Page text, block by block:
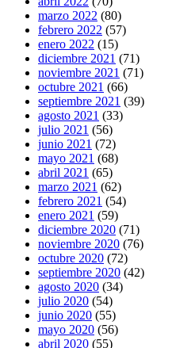
marzo 2022 (80)
febrero 2022 (57)
enero 2022 (15)
diciembre 2021 (71)
noviembre 2021 (71)
octubre 2021 (66)
septiembre 2021 (39)
agosto 2021 (33)
julio 2021 (56)
junio 2021 (72)
mayo 2021 (68)
abril 2021 (65)
marzo 2021 (62)
febrero 2021 (54)
enero 2021 (59)
diciembre 2020 (71)
noviembre 2020 (76)
octubre 2020 (72)
septiembre 2020 (42)
agosto 2020 (34)
julio 2020 (54)
junio 2020 (55)
mayo 2020 (56)
abril 2020 (55)